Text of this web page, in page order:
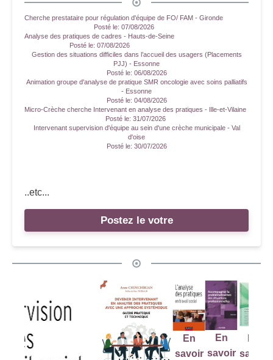
Cherche prestataire pour régulation d'équipe de FO/ FAM - Gironde
Posté le: 07/08/2026
Analyse des pratiques de cadres - Hauts-de-Seine
Posté le: 07/08/2026
Gestion des situations difficiles dans l’accueil des usagers (Placements
PJJ) - Essonne
Posté le: 06/08/2026
Animation groupe d'analyse de pratique SMR oncologie avec soins palliatifs
- Essonne
Posté le: 04/08/2026
Micro-Crèche cherche Intervenant en analyse des pratiques - Ille-et-Vilaine
Posté le: 31/07/2026
Intervenant supervision d'équipe au sein d'une crèche municipale - Val
d'oise
Posté le: 30/07/2026
..etc...
Postez le votre
En
savoir
En
savoir savoir
En
savoir